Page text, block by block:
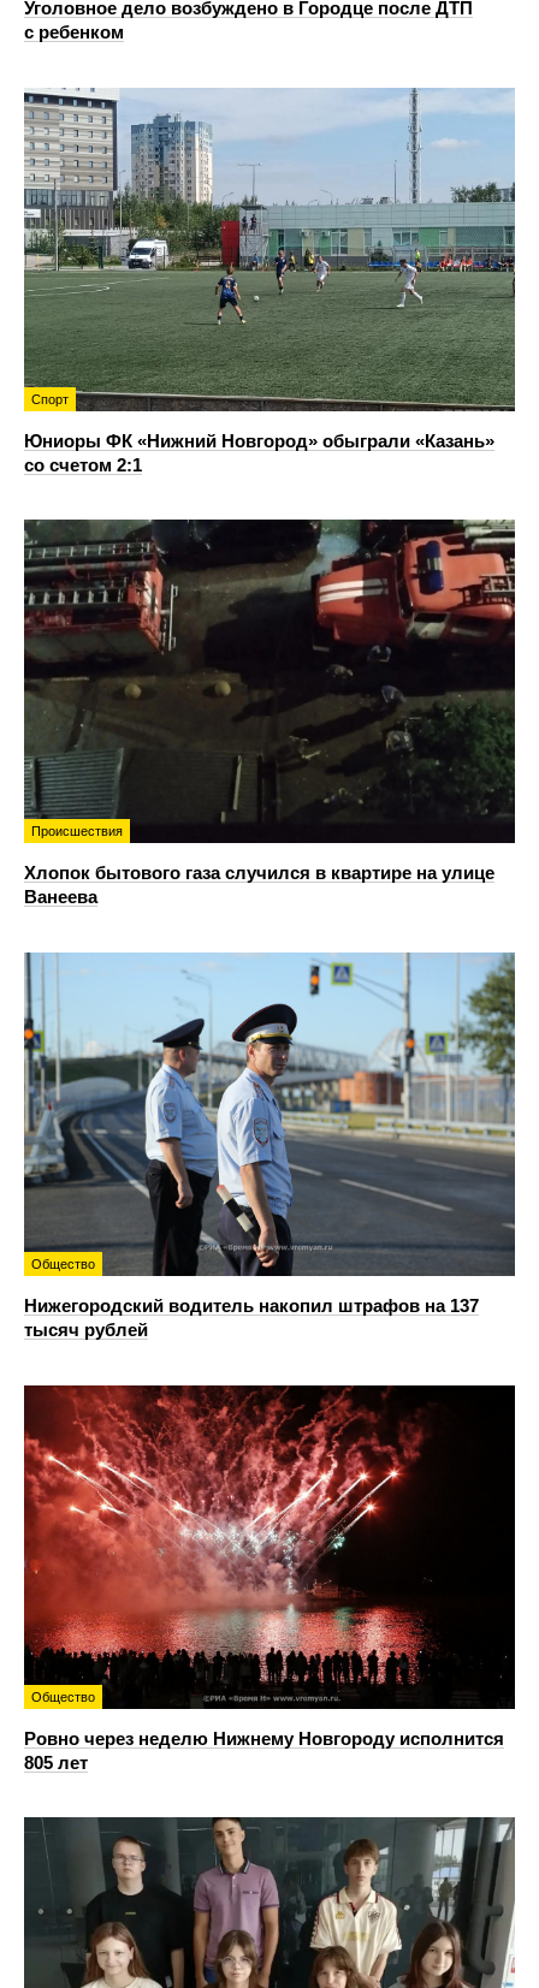
Уголовное дело возбуждено в Городце после ДТП
с ребенком
Спорт
Юниоры ФК «Нижний Новгород» обыграли «Казань»
со счетом 2:1
Происшествия
Хлопок бытового газа случился в квартире на улице
Ванеева
Общество
Нижегородский водитель накопил штрафов на 137
тысяч рублей
Общество
Ровно через неделю Нижнему Новгороду исполнится
805 лет